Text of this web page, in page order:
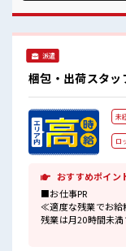
休める休
あり！ 安
派遣
梱包・出荷スタ
未
ロ
おすすめポイン
■お仕事PR
≪適度な残業でお
残業は月20時間未満